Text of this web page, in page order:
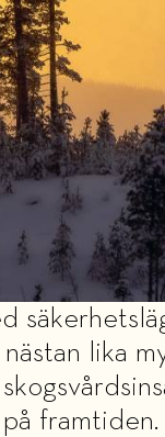
lika
framtiden.